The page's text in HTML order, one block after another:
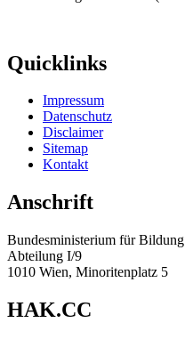
Quicklinks
Impressum
Datenschutz
Disclaimer
Sitemap
Kontakt
Anschrift
Bundesministerium für Bildung
Abteilung I/9
1010 Wien, Minoritenplatz 5
HAK.CC